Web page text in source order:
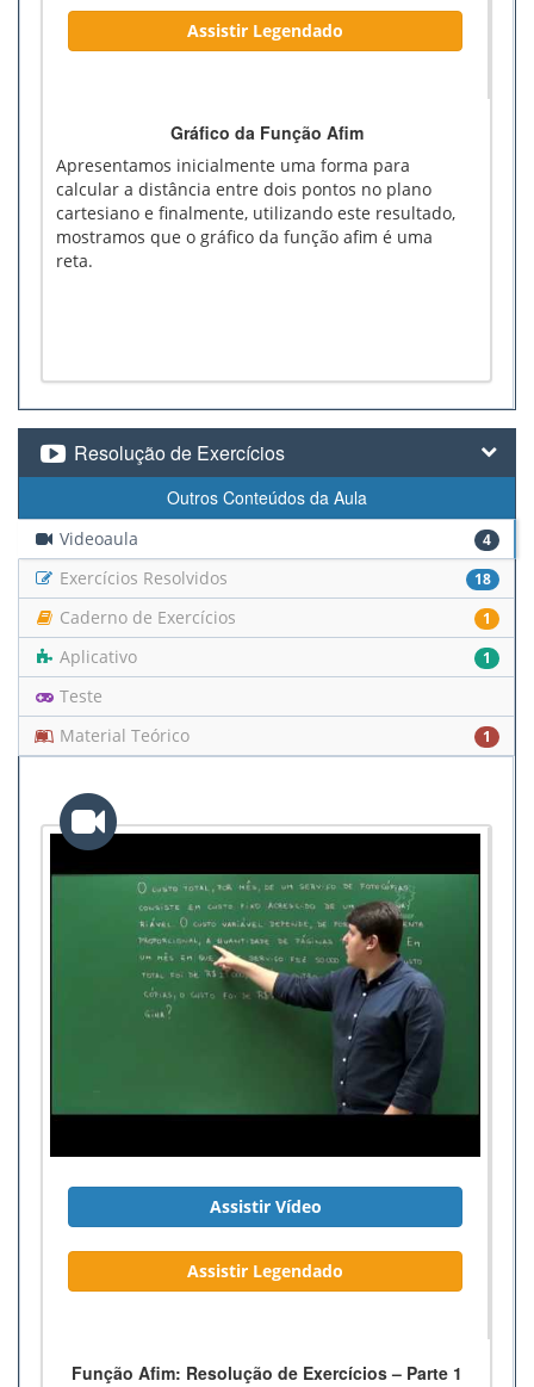
Assistir Legendado
Gráfico da Função Afim
Apresentamos inicialmente uma forma para
calcular a distância entre dois pontos no plano
cartesiano e finalmente, utilizando este resultado,
mostramos que o gráfico da função afim é uma
reta.
Resolução de Exercícios
Outros Conteúdos da Aula
Videoaula 4
Exercícios Resolvidos 18
Caderno de Exercícios 1
Aplicativo 1
Teste
Material Teórico
1
Assistir Vídeo
Assistir Legendado
Função Afim: Resolução de Exercícios – Parte 1